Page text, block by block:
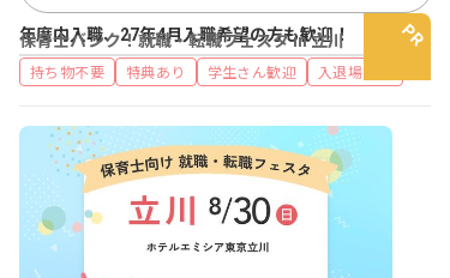
保育士バンク！就職・転職フェスタ in 立川
年度内入職、27年4月入職希望の方も歓迎！
持ち物不要 特典あり 学生さん歓迎 入退場自由